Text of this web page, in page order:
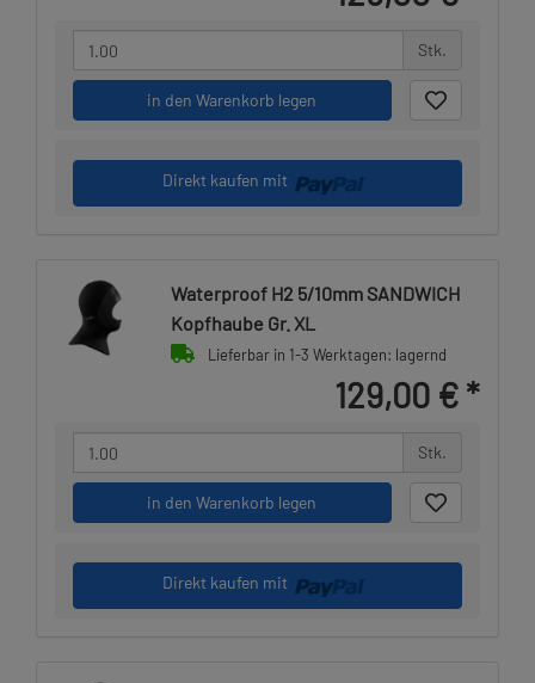
Stk.
in den Warenkorb legen
Direkt kaufen mit
Waterproof H2 5/10mm SANDWICH
Kopfhaube Gr. XL
Lieferbar in 1-3 Werktagen: lagernd
129,00 € *
Stk.
in den Warenkorb legen
Direkt kaufen mit